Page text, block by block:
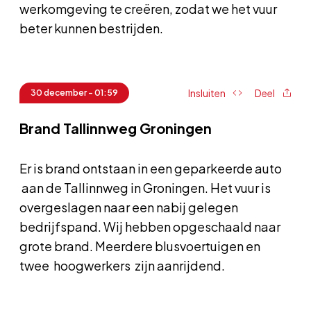
werkomgeving te creëren, zodat we het vuur
beter kunnen bestrijden.
30 december - 01:59 Insluiten Deel
Brand Tallinnweg Groningen
Er is brand ontstaan in een geparkeerde auto
aan de Tallinnweg in Groningen. Het vuur is
overgeslagen naar een nabij gelegen
bedrijfspand. Wij hebben opgeschaald naar
grote brand. Meerdere blusvoertuigen en
twee hoogwerkers zijn aanrijdend.